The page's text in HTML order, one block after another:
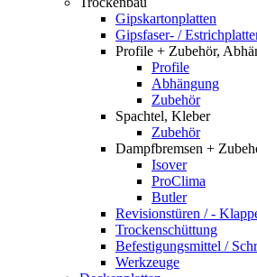
Gipskartonplatten
Gipsfaser- /
Profile + Zubehör,
Profile
Abhängung
Zubehör
Spachtel, Kleber
Zubehör
Dampfbremsen +
Isover
ProClima
Butler
Revisionstüren / -
Trockenschüttung
Befestigungsmittel /
Werkzeuge